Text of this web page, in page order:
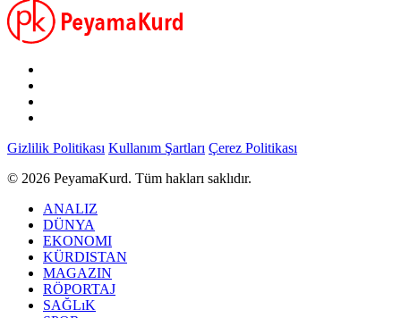
Gizlilik Politikası Kullanım Şartları Çerez Politikası
© 2026 PeyamaKurd. Tüm hakları saklıdır.
ANALIZ
DÜNYA
EKONOMI
KÜRDISTAN
MAGAZIN
RÖPORTAJ
SAĞLıK